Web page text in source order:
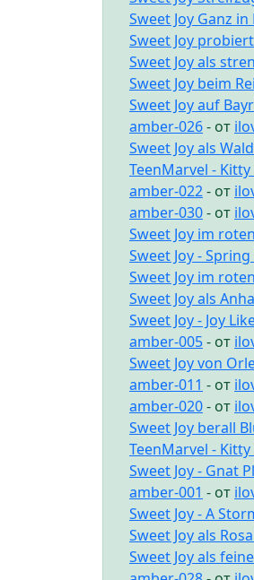
Sweet Joy Ganz in
Sweet Joy
Sweet Joy als
Sweet Joy beim
Sweet Joy auf
amber-026- от
Sweet Joy als
TeenMarvel -
amber-022- от
amber-030- от
Sweet Joy im
Sweet Joy - Spring
Sweet Joy im
Sweet Joy als
Sweet Joy - Joy
amber-005- от
Sweet Joy von
amber-011 - от
amber-020- от
Sweet Joy berall
TeenMarvel -
Sweet Joy - Gnat
amber-001 - от
Sweet Joy - A
Sweet Joy als
Sweet Joy als